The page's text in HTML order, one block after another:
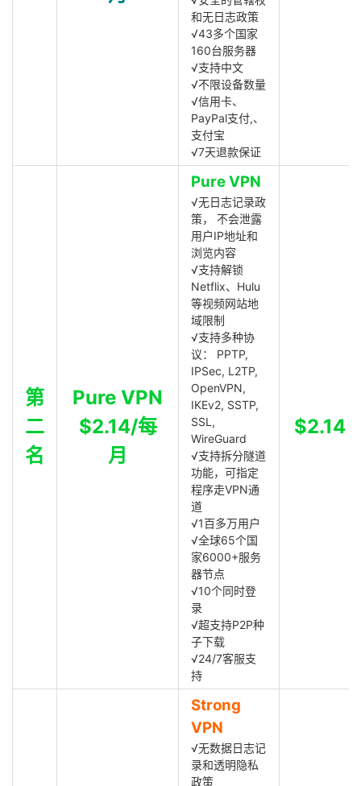
和无日志政策
√43多个国家
160台服务器
√支持中文
√不限设备数量
√信用卡、
PayPal支付,、
支付宝
√7天退款保证
第
二
名
Pure VPN
$2.14/每
月
Pure VPN
√无日志记录政
策， 不会泄露
用户IP地址和
浏览内容
√支持解锁
Netflix、Hulu
等视频网站地
域限制
√支持多种协
议： PPTP,
IPSec, L2TP,
OpenVPN,
IKEv2, SSTP,
SSL,
WireGuard
√支持拆分隧道
功能，可指定
程序走VPN通
道
√1百多万用户
√全球65个国
家6000+服务
器节点
√10个同时登
录
√超支持P2P种
子下载
√24/7客服支
持
$2.14
Strong
VPN
√无数据日志记
录和透明隐私
政策